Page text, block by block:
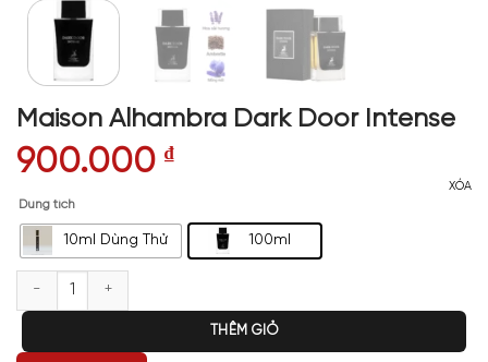
Maison Alhambra Dark Door Intense
900.000 ₫
Dung tích
10ml Dùng Thử 100ml
XÓA
Maison Alhambra Dark Door Intense số lượng
THÊM GIỎ